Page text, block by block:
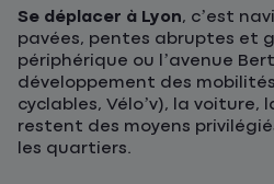
Se déplacer à Lyon, c’est
pavées, pentes abruptes et
périphérique ou l’avenue
développement des
cyclables, Vélo’v), la
restent des moyens
les quartiers.